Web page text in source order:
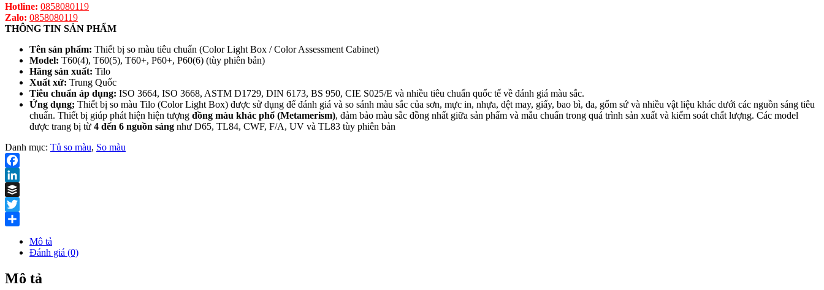
Hotline: 0858080119
Zalo: 0858080119
THÔNG TIN SẢN PHẨM
Tên sản phẩm: Thiết bị so màu tiêu chuẩn (Color Light Box / Color Assessment Cabinet)
Model: T60(4), T60(5), T60+, P60+, P60(6) (tùy phiên bản)
Hãng sản xuất: Tilo
Xuất xứ: Trung Quốc
Tiêu chuẩn áp dụng: ISO 3664, ISO 3668, ASTM D1729, DIN 6173, BS 950, CIE S025/E và nhiều tiêu chuẩn quốc tế về đánh giá màu sắc.
Ứng dụng; Thiết bị so màu Tilo (Color Light Box) được sử dụng để đánh giá và so sánh màu sắc của sơn, mực in, nhựa, dệt may, giấy, bao bì, da, gốm sứ và nhiều vật liệu khác dưới các nguồn sáng tiêu
chuẩn. Thiết bị giúp phát hiện hiện tượng đồng màu khác phổ (Metamerism), đảm bảo màu sắc đồng nhất giữa sản phẩm và mẫu chuẩn trong quá trình sản xuất và kiểm soát chất lượng. Các model
được trang bị từ 4 đến 6 nguồn sáng như D65, TL84, CWF, F/A, UV và TL83 tùy phiên bản
Danh mục: Tủ so màu, So màu
Facebook
LinkedIn
Buffer
Twitter
Mô tả
Đánh giá (0)
Mô tả